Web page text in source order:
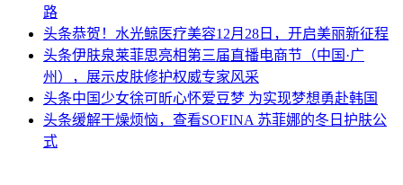
路
头条恭贺！水光鲸医疗美容12月28日，开启美丽新征程
头条伊肤泉莱菲思亮相第三届直播电商节（中国·广
州），展示皮肤修护权威专家风采
头条中国少女徐可昕心怀爱豆梦 为实现梦想勇赴韩国
头条缓解干燥烦恼，查看SOFINA 苏菲娜的冬日护肤公
式